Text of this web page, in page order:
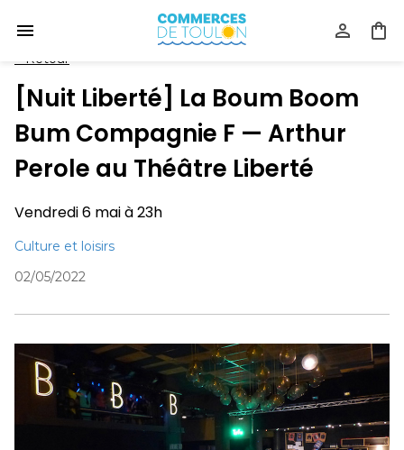
Retour
[Nuit Liberté] La Boum Boom
Bum Compagnie F — Arthur
Perole au Théâtre Liberté
Vendredi 6 mai à 23h
Culture et loisirs
02/05/2022